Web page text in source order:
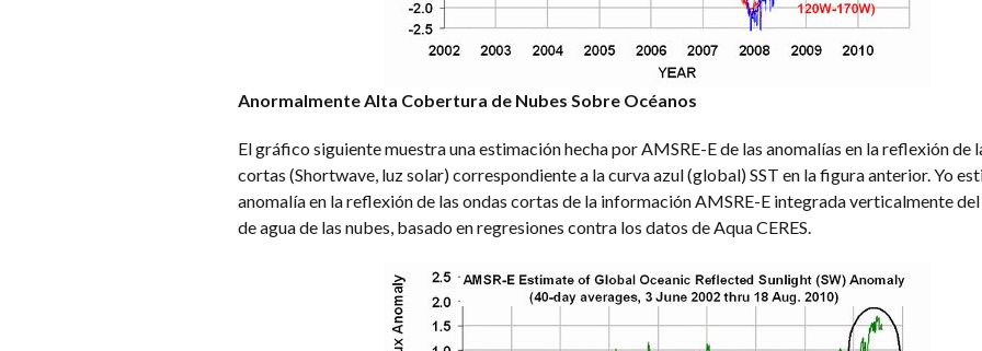
Anormalmente Alta Cobertura de Nubes Sobre Océanos
El gráfico siguiente muestra una estimación hecha por AMSRE-E de las anomalías en la reflexión de
cortas (Shortwave, luz solar) correspondiente a la curva azul (global) SST en la figura anterior. Yo
anomalía en la reflexión de las ondas cortas de la información AMSRE-E integrada verticalmente
de agua de las nubes, basado en regresiones contra los datos de Aqua CERES.